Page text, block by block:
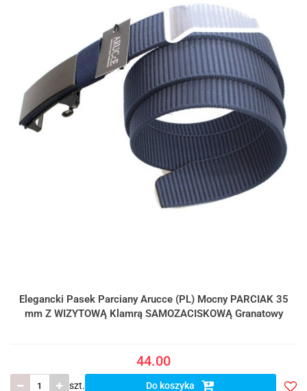
Elegancki Pasek Parciany Arucce (PL) Mocny PARCIAK 35
mm Z WIZYTOWĄ Klamrą SAMOZACISKOWĄ Granatowy
44.00
szt. Do koszyka